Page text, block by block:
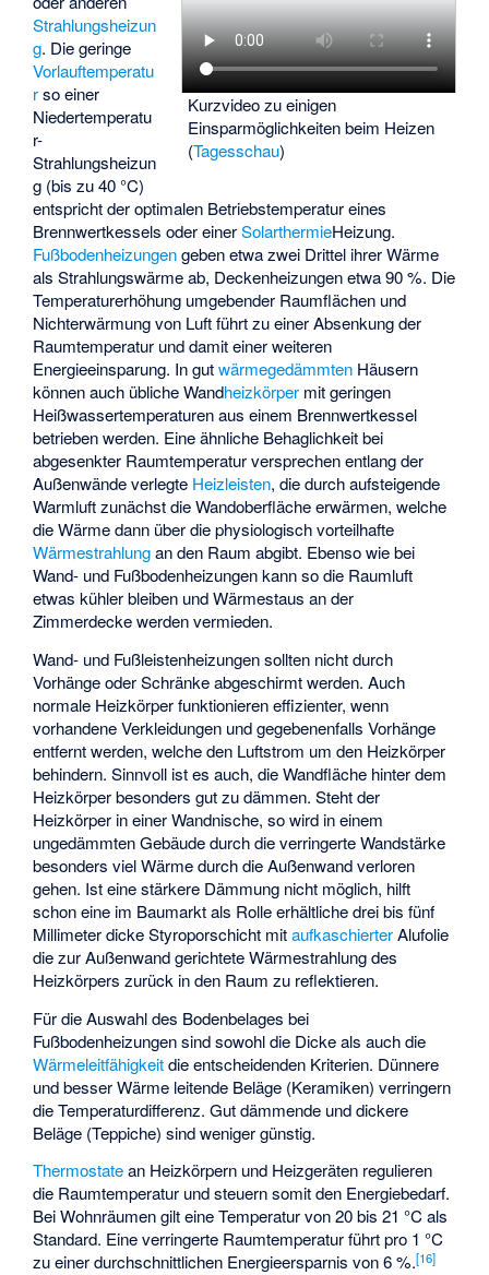
Kurzvideo zu einigen
Einsparmöglichkeiten beim Heizen
(Tagesschau)
Strahlungsheizun
g. Die geringe
Vorlauftemperatu
rso einer
Niedertemperatu
r-
Strahlungsheizun
g (bis zu 40 °C)
entspricht der optimalen Betriebstemperatur eines
Brennwertkessels oder einerSolarthermie­Heizung.
Fußbodenheizungengeben etwa zwei Drittel ihrer Wärme
als Strahlungswärme ab, Deckenheizungen etwa 90 %. Die
Temperaturerhöhung umgebender Raumflächen und
Nichterwärmung von Luft führt zu einer Absenkung der
Raumtemperatur und damit einer weiteren
Energieeinsparung. In gutwärmegedämmten Häusern
können auch übliche Wandheizkörper mit geringen
Heißwassertemperaturen aus einem Brennwertkessel
betrieben werden. Eine ähnliche Behaglichkeit bei
abgesenkter Raumtemperatur versprechen entlang der
Außenwände verlegte Heizleisten, die durch aufsteigende
Warmluft zunächst die Wandoberfläche erwärmen, welche
die Wärme dann über die physiologisch vorteilhafte
Wärmestrahlungan den Raum abgibt. Ebenso wie bei
Wand- und Fußbodenheizungen kann so die Raumluft
etwas kühler bleiben und Wärmestaus an der
Zimmerdecke werden vermieden.
Wand- und Fußleistenheizungen sollten nicht durch
Vorhänge oder Schränke abgeschirmt werden. Auch
normale Heizkörper funktionieren effizienter, wenn
vorhandene Verkleidungen und gegebenenfalls Vorhänge
entfernt werden, welche den Luftstrom um den Heizkörper
behindern. Sinnvoll ist es auch, die Wandfläche hinter dem
Heizkörper besonders gut zu dämmen. Steht der
Heizkörper in einer Wandnische, so wird in einem
ungedämmten Gebäude durch die verringerte Wandstärke
besonders viel Wärme durch die Außenwand verloren
gehen. Ist eine stärkere Dämmung nicht möglich, hilft
schon eine im Baumarkt als Rolle erhältliche drei bis fünf
Millimeter dicke Styroporschicht mitaufkaschierterAlufolie
die zur Außenwand gerichtete Wärmestrahlung des
Heizkörpers zurück in den Raum zu reflektieren.
Für die Auswahl des Bodenbelages bei
Fußbodenheizungen sind sowohl die Dicke als auch die
Wärmeleitfähigkeitdie entscheidenden Kriterien. Dünnere
und besser Wärme leitende Beläge (Keramiken) verringern
die Temperaturdifferenz. Gut dämmende und dickere
Beläge (Teppiche) sind weniger günstig.
Thermostatean Heizkörpern und Heizgeräten regulieren
die Raumtemperatur und steuern somit den Energiebedarf.
Bei Wohnräumen gilt eine Temperatur von 20 bis 21 °C als
Standard. Eine verringerte Raumtemperatur führt pro 1 °C
zu einer durchschnittlichen Energieersparnis von 6 %.[16]